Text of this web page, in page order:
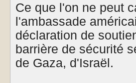
Ce que l'on ne peut
l'ambassade
déclaration de
barrière de sécurité
de Gaza, d'Israël.